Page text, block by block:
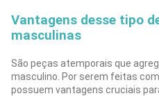
Vantagens desse tipo
masculinas
São peças atemporais que
masculino. Por serem feitas
possuem vantagens cruciais